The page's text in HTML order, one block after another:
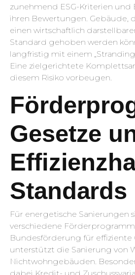
zunehmend ESG-Kriterien und
ihren Bewertungen. Gebäude,
einen wirtschaftlich
Standard gehoben werden
langfristig mit einem
Eine zielgerichtete
diesem Risiko vorbeugen.
Gesetze
Standards
Für energetische Sanierungen
verschiedene
Bundesförderung für effiziente
unterstützt die Sanierung von
Nichtwohngebäuden.